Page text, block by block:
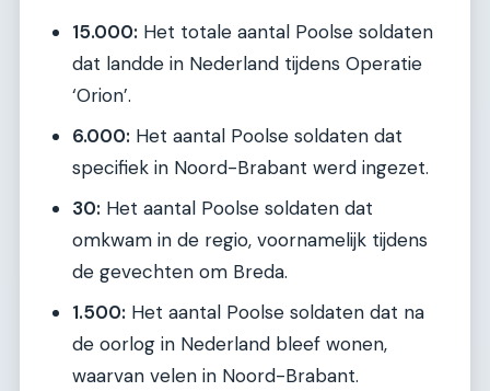
15.000: Het totale aantal Poolse soldaten
dat landde in Nederland tijdens Operatie
‘Orion’.
6.000: Het aantal Poolse soldaten dat
specifiek in Noord-Brabant werd ingezet.
30: Het aantal Poolse soldaten dat
omkwam in de regio, voornamelijk tijdens
de gevechten om Breda.
1.500: Het aantal Poolse soldaten dat na
de oorlog in Nederland bleef wonen,
waarvan velen in Noord-Brabant.